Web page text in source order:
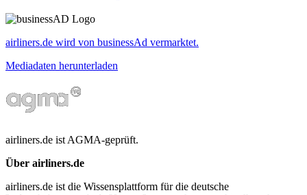
airliners.de wird von businessAd vermarktet.
Mediadaten herunterladen
airliners.de ist AGMA-geprüft.
Über airliners.de
airliners.de ist die Wissensplattform für die deutsche